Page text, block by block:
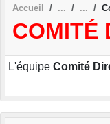
Accueil
COMITÉ
L'équipe Comité